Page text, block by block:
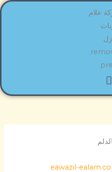
القائمة
eawazil-